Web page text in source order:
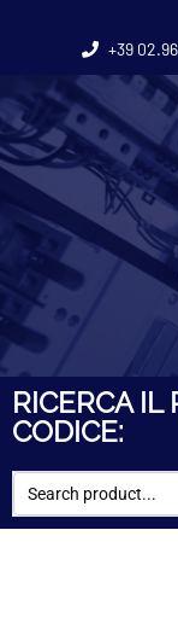
+39
RICERCA IL
CODICE: